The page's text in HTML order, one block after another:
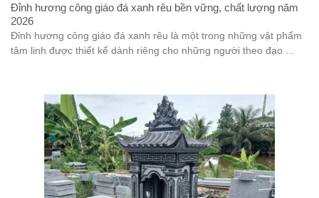
Đỉnh hương công giáo đá xanh rêu bền vững, chất lượng năm
2026
Đỉnh hương công giáo đá xanh rêu là một trong những vật phẩm
tâm linh được thiết kế dành riêng cho những người theo đạo ...